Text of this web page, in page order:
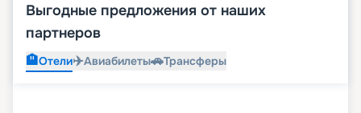
Выгодные предложения от наших
партнеров
🏨Отели✈️Авиабилеты🚗Трансферы